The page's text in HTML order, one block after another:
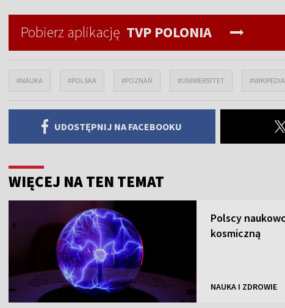
Pobierz aplikację TVP POLONIA
#NAUKA #POLSKA #POZNAŃ #UNIWERSYTET #WIKIPEDIA
UDOSTĘPNIJ NA FACEBOOKU
WIĘCEJ NA TEN TEMAT
Polscy
kosmiczną
NAUKA I ZDROWIE